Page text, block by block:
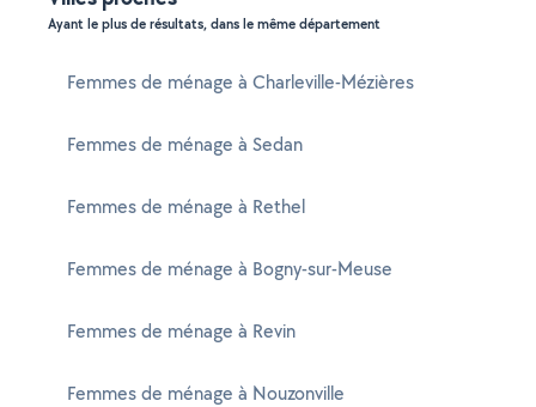
Ayant le plus de résultats, dans le même département
Femmes de ménage à Charleville-Mézières
Femmes de ménage à Sedan
Femmes de ménage à Rethel
Femmes de ménage à Bogny-sur-Meuse
Femmes de ménage à Revin
Femmes de ménage à Nouzonville